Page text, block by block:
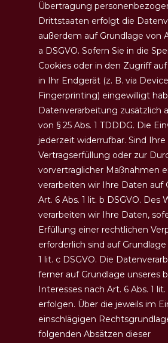
Übertragung
Drittstaaten erfolgt die
außerdem auf Grundlage von
a DSGVO. Sofern Sie in die
Cookies oder in den Zugriff
in Ihr Endgerät (z. B. via
Fingerprinting) eingewilligt
Datenverarbeitung zusätzlich
von § 25 Abs. 1 TDDDG. Die
jederzeit widerrufbar. Sind
Vertragserfüllung oder zur
vorvertraglicher Maßnahmen
verarbeiten wir Ihre Daten auf
Art. 6 Abs. 1 lit. b DSGVO. Des
verarbeiten wir Ihre Daten,
Erfüllung einer rechtlichen
erforderlich sind auf Grundlage
1 lit. c DSGVO. Die
ferner auf Grundlage unseres
Interesses nach Art. 6 Abs. 1 lit.
erfolgen. Über die jeweils im
einschlägigen
folgenden Absätzen dieser